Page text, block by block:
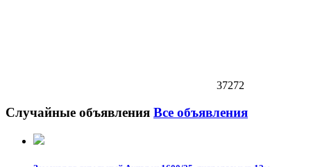
37272
Случайные объявления Все объявления